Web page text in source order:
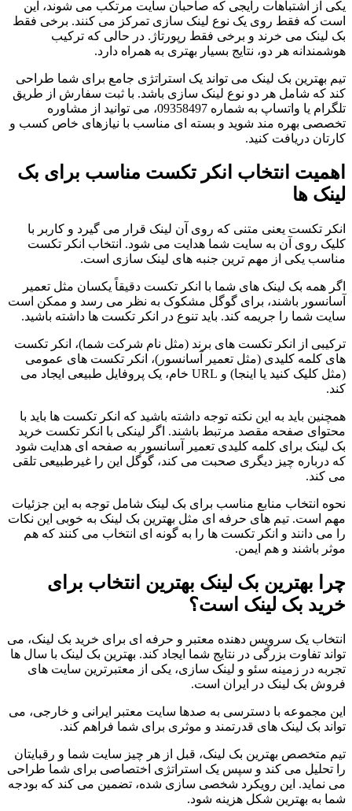
یکی از اشتباهات رایجی که صاحبان سایت مرتکب می شوند، این
است که فقط روی یک نوع لینک سازی تمرکز می کنند. برخی فقط
بک لینک می خرند و برخی فقط رپورتاژ. در حالی که ترکیب
هوشمندانه هر دو، نتایج بسیار بهتری به همراه دارد.
تیم بهترین بک لینک می تواند یک استراتژی جامع برای شما طراحی
کند که شامل هر دو نوع لینک سازی باشد. با ثبت سفارش از طریق
تلگرام یا واتساپ به شماره 09358497، می توانید از مشاوره
تخصصی بهره مند شوید و بسته ای مناسب با نیازهای خاص کسب و
کارتان دریافت کنید.
اهمیت انتخاب انکر تکست مناسب برای بک
لینک ها
انکر تکست یعنی متنی که روی آن لینک قرار می گیرد و کاربر با
کلیک روی آن به سایت شما هدایت می شود. انتخاب انکر تکست
مناسب یکی از مهم ترین جنبه های لینک سازی است.
اگر همه بک لینک های شما با انکر تکست دقیقاً یکسان مثل تعمیر
آسانسور باشند، برای گوگل مشکوک به نظر می رسد و ممکن است
سایت شما را جریمه کند. باید تنوع در انکر تکست ها داشته باشید.
ترکیبی از انکر تکست های برند (مثل نام شرکت شما)، انکر تکست
های کلمه کلیدی (مثل تعمیر آسانسور)، انکر تکست های عمومی
(مثل کلیک کنید یا اینجا) و URL خام، یک پروفایل طبیعی ایجاد می
کند.
همچنین باید به این نکته توجه داشته باشید که انکر تکست ها باید با
محتوای صفحه مقصد مرتبط باشند. اگر لینکی با انکر تکست خرید
بک لینک برای کلمه کلیدی تعمیر آسانسور به صفحه ای هدایت شود
که درباره چیز دیگری صحبت می کند، گوگل این را غیرطبیعی تلقی
می کند.
نحوه انتخاب منابع مناسب برای بک لینک شامل توجه به این جزئیات
مهم است. تیم های حرفه ای مثل بهترین بک لینک به خوبی این نکات
را می دانند و انکر تکست ها را به گونه ای انتخاب می کنند که هم
موثر باشند و هم ایمن.
چرا بهترین بک لینک بهترین انتخاب برای
خرید بک لینک است؟
انتخاب یک سرویس دهنده معتبر و حرفه ای برای خرید بک لینک، می
تواند تفاوت بزرگی در نتایج شما ایجاد کند. بهترین بک لینک با سال ها
تجربه در زمینه سئو و لینک سازی، یکی از معتبرترین سایت های
فروش بک لینک در ایران است.
این مجموعه با دسترسی به صدها سایت معتبر ایرانی و خارجی، می
تواند بک لینک های قدرتمند و موثری برای شما فراهم کند.
تیم متخصص بهترین بک لینک، قبل از هر چیز سایت شما و رقبایتان
را تحلیل می کند و سپس یک استراتژی اختصاصی برای شما طراحی
می نماید. این رویکرد شخصی سازی شده، تضمین می کند که بودجه
شما به بهترین شکل هزینه شود.